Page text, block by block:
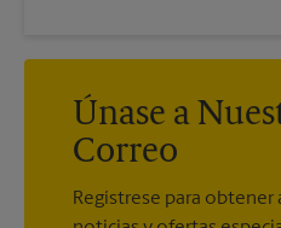
Únase a
Correo
Regístrese para obtener